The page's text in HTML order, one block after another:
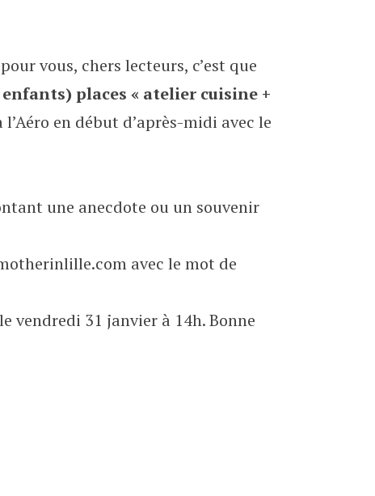
vous, chers lecteurs, c’est que
places « atelier cuisine +
en début d’après-midi avec le
une anecdote ou un souvenir
avec le mot de
vendredi 31 janvier à 14h. Bonne